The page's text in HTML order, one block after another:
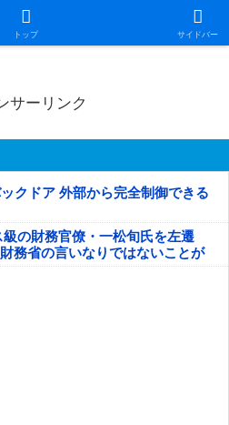
トップ サイドバー
サーリンク
クドア 外部から完全制御できる
級の財務官僚・一松旬氏を左遷
務省の言いなりではないことが